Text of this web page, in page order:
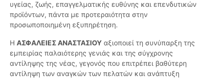
υγείας, ζωής, επαγγελματικής ευθύνης και επενδυτικών
προϊόντων, πάντα με προτεραιότητα στην
προσωποποιημένη εξυπηρέτηση.
Η ΑΣΦΑΛΕΙΕΣ ΑΝΑΣΤΑΣΙΟΥ αξιοποιεί τη συνύπαρξη της
εμπειρίας παλαιότερης γενιάς και της σύγχρονης
αντίληψης της νέας, γεγονός που επιτρέπει βαθύτερη
αντίληψη των αναγκών των πελατών και ανάπτυξη